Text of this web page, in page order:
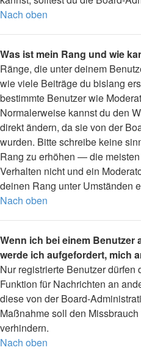
Nach oben
Was ist mein Rang und wie
Ränge, die unter deinem
wie viele Beiträge du bislang
bestimmte Benutzer wie
Normalerweise kannst du den
direkt ändern, da sie von der
wurden. Bitte schreibe keine
Rang zu erhöhen — die
Verhalten nicht und ein
deinen Rang unter Umständen
Nach oben
Wenn ich bei einem Benutzer
werde ich aufgefordert, mich
Nur registrierte Benutzer dürfen
Funktion für Nachrichten an
diese von der Board-
Maßnahme soll den
verhindern.
Nach oben